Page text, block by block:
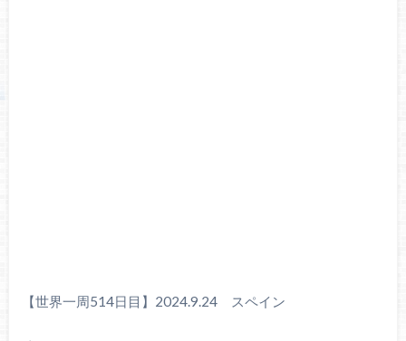
【世界一周514日目】2024.9.24 スペイン